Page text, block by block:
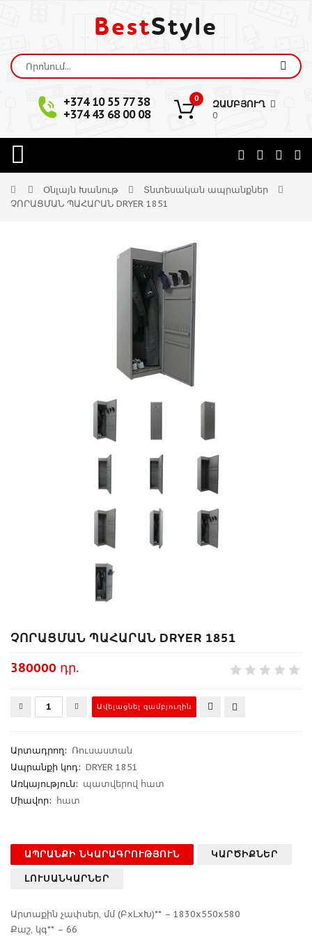
BestStyle
+374 10 55 77 38
+374 43 68 00 08
0 ԶԱՄԲՅՈՒՂ
0
Օնլայն Խանութ
Տնտեսական ապրանքներ
ՉՈՐԱՑՄԱՆ ՊԱՀԱՐԱՆ DRYER 1851
ՉՈՐԱՑՄԱՆ ՊԱՀԱՐԱՆ DRYER 1851
380000 դր.
Արտադրող: Ռուսաստան
Ապրանքի կոդ: DRYER 1851
Առկայություն: պատվերով հատ
Միավոր: հատ
ԱՊՐԱՆՔԻ ՆԿԱՐԱԳՐՈՒԹՅՈՒՆ ԿԱՐԾԻՔՆԵՐ
ԼՈՒՍԱՆԿԱՐՆԵՐ
Արտաքին չափսեր, մմ (ԲxԼxԽ)** – 1830x550x580
Քաշ, կգ** – 66